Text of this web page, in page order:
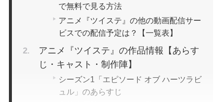
で無料で見る方法
アニメ『ツイステ』の他の動画配信サー
ビスでの配信予定は？【一覧表】
アニメ『ツイステ』の作品情報【あらす
じ・キャスト・制作陣】
シーズン1「エピソード オブ ハーツラビ
ュル」のあらすじ